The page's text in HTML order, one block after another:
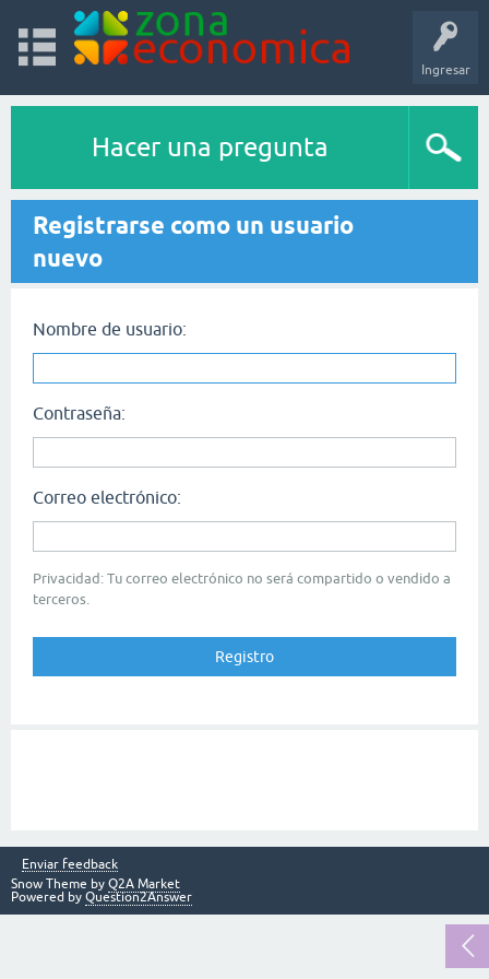
Ingresar
Hacer una pregunta
Registrarse como un usuario
nuevo
Nombre de usuario:
Contraseña:
Correo electrónico:
Privacidad: Tu correo electrónico no será compartido o vendido a
terceros.
Enviar feedback
Snow Theme by Q2A Market
Powered by Question2Answer